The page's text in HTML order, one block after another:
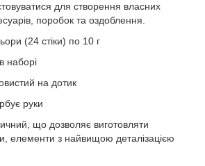
для створення власних
поробок та оздоблення.
(24 стіки) по 10 г
наборі
на дотик
руки
що дозволяє виготовляти
елементи з найвищою деталізацією